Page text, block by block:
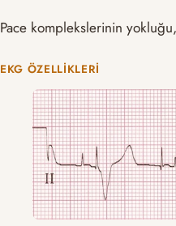
Pace komplekslerinin
EKG ÖZELLIKLERI